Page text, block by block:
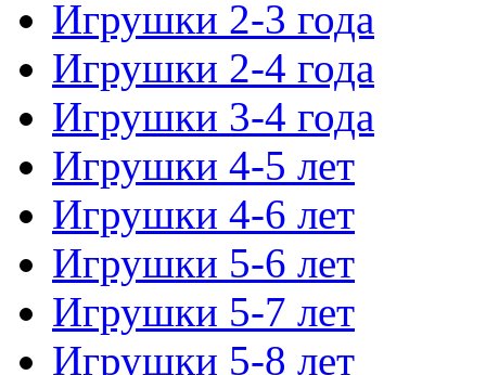
Игрушки 2-3 года
Игрушки 2-4 года
Игрушки 3-4 года
Игрушки 4-5 лет
Игрушки 4-6 лет
Игрушки 5-6 лет
Игрушки 5-7 лет
Игрушки 5-8 лет